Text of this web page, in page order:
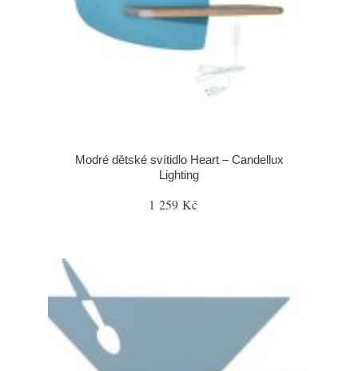
Modré dětské svítidlo Heart – Candellux
Lighting
1 259 Kč